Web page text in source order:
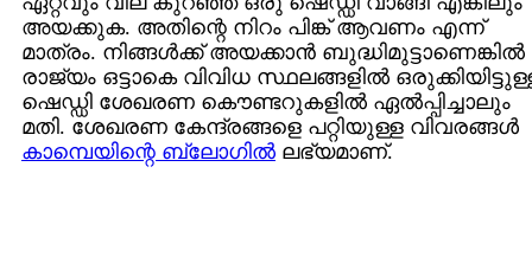
അയക്കുക. അതിന്റെ നിറം പിങ്ക് ആവണം എന്ന്
മാത്രം. നിങ്ങള്‍ക്ക് അയക്കാന്‍ ബുദ്ധിമുട്ടാണെങ്കില്‍
രാജ്യം ഒട്ടാകെ വിവിധ സ്ഥലങ്ങളില്‍
ഷെഡ്ഡി ശേഖരണ കൌണ്ടറുകളില്‍ ഏല്‍പ്പിച്ചാലും
മതി. ശേഖരണ കേന്ദ്രങ്ങളെ പറ്റിയുള്ള വിവരങ്ങള്‍
കാമ്പെയിന്റെ ബ്ലോഗില്‍ ലഭ്യമാണ്.